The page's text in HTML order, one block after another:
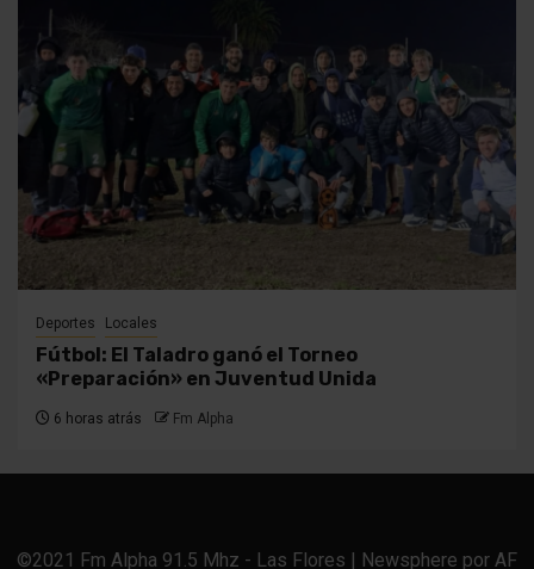
Deportes Locales
Fútbol: El Taladro ganó el Torneo
«Preparación» en Juventud Unida
6 horas atrás Fm Alpha
©2021 Fm Alpha 91.5 Mhz - Las Flores Newsphere por AF